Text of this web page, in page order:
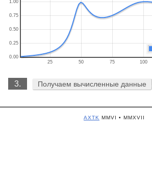
25 50 75 100
0.00
0.25
0.50
0.75
1.00
3. Получаем вычисленные данные
AXTK MMVI • MMXVII